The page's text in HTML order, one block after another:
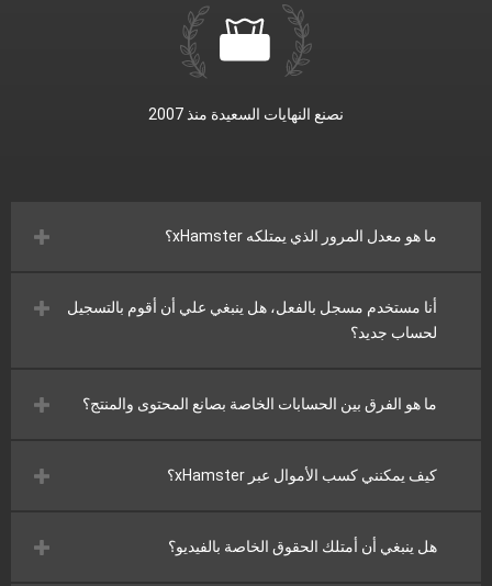
نصنع النهايات السعيدة منذ 2007
ما هو معدل المرور الذي يمتلكه xHamster؟
أنا مستخدم مسجل بالفعل، هل ينبغي علي أن أقوم بالتسجيل
لحساب جديد؟
ما هو الفرق بين الحسابات الخاصة بصانع المحتوى والمنتج؟
كيف يمكنني كسب الأموال عبر xHamster؟
هل ينبغي أن أمتلك الحقوق الخاصة بالفيديو؟